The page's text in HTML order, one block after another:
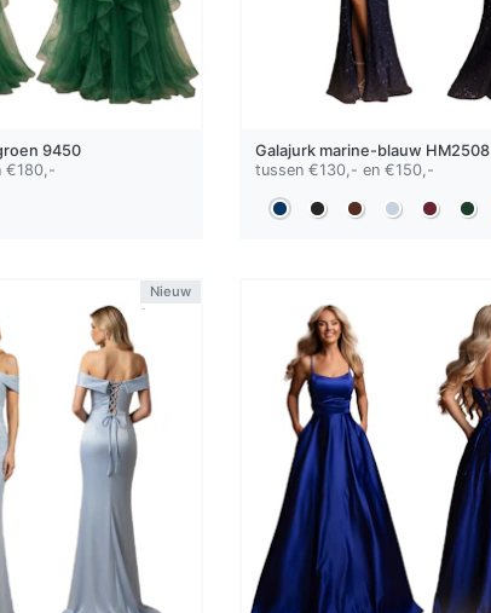
9450
€180,-
Galajurk marine-blauw HM2508
tussen €130,- en €150,-
Nieuw